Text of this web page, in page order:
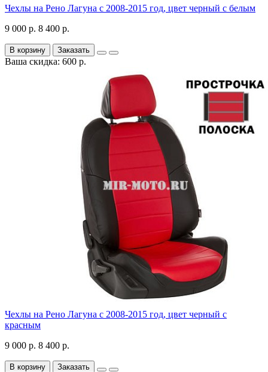
Чехлы на Рено Лагуна с 2008-2015 год, цвет черный с белым
9 000 р. 8 400 р.
В корзину Заказать
Ваша скидка: 600 р.
Чехлы на Рено Лагуна с 2008-2015 год, цвет черный с
красным
9 000 р. 8 400 р.
В корзину Заказать